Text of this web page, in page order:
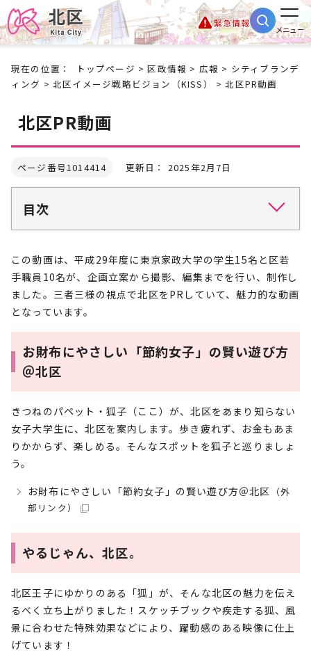
緊急情報
メニュー
現在の位置： トップページ >区政情報 > 広報 > シティブランデ
ィング >北区イメージ戦略ビジョン（KISS） > 北区PR動画
北区PR動画
ページ番号1014414 更新日： 2025年2月7日
目次
この動画は、平成29年度に東京家政大学の学生15名と区若
手職員10名が、企画立案から撮影、編集までを行い、制作し
ました。三者三様の視点で北区をPRしていて、魅力的な動画
となっています。
お財布にやさしい「節約女子」の賢い遊び方
＠北区
きつねのパペット・狐子（ここ）が、北区をあまり知らない
女子大学生に、北区を案内します。歩き疲れず、お金もあま
りかからず、楽しめる。そんなスポットを狐子と巡りましょ
う。
お財布にやさしい「節約女子」の賢い遊び方＠北区 （外
部リンク）
やるじゃん、北区。
北区王子にゆかりのある「狐」が、そんな北区の魅力を伝え
るべく立ち上がりました！スケッチブックや疾走する狐、風
景に合わせた特殊効果などにより、躍動感のある映像に仕上
げています！